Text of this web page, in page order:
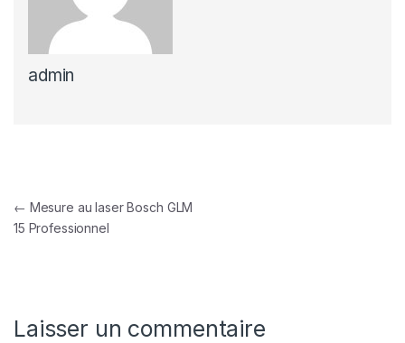
admin
Navigation de l’article
← Mesure au laser Bosch GLM
15 Professionnel
Laisser un commentaire